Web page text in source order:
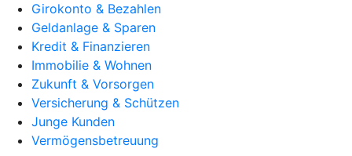
Girokonto & Bezahlen
Geldanlage & Sparen
Kredit & Finanzieren
Immobilie & Wohnen
Zukunft & Vorsorgen
Versicherung & Schützen
Junge Kunden
Vermögensbetreuung